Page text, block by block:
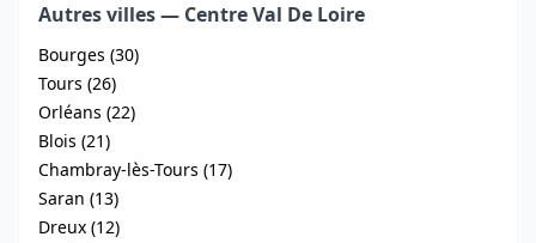
Autres villes — Centre Val De Loire
Bourges (30)
Tours (26)
Orléans (22)
Blois (21)
Chambray-lès-Tours (17)
Saran (13)
Dreux (12)